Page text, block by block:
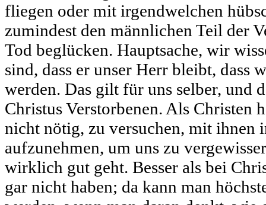
fliegen oder mit irgendwelchen
zumindest den männlichen Teil der
Tod beglücken. Hauptsache, wir
sind, dass er unser Herr bleibt, dass
werden. Das gilt für uns selber, und
Christus Verstorbenen. Als Christen
nicht nötig, zu versuchen, mit ihnen
aufzunehmen, um uns zu
wirklich gut geht. Besser als bei
gar nicht haben; da kann man